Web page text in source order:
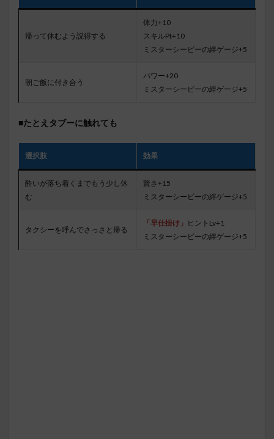
帰って休むよう説得する
体力+10
スキルPt+10
ミスターシービーの絆ゲージ+5
朝ご飯に付き合う
パワー+20
ミスターシービーの絆ゲージ+5
■たとえタブーに触れても
選択肢 効果
酔いが落ち着くまでもう少し休
む
賢さ+15
ミスターシービーの絆ゲージ+5
タクシーを呼んでさっさと帰る
「早仕掛け」 ヒントLv+1
ミスターシービーの絆ゲージ+5